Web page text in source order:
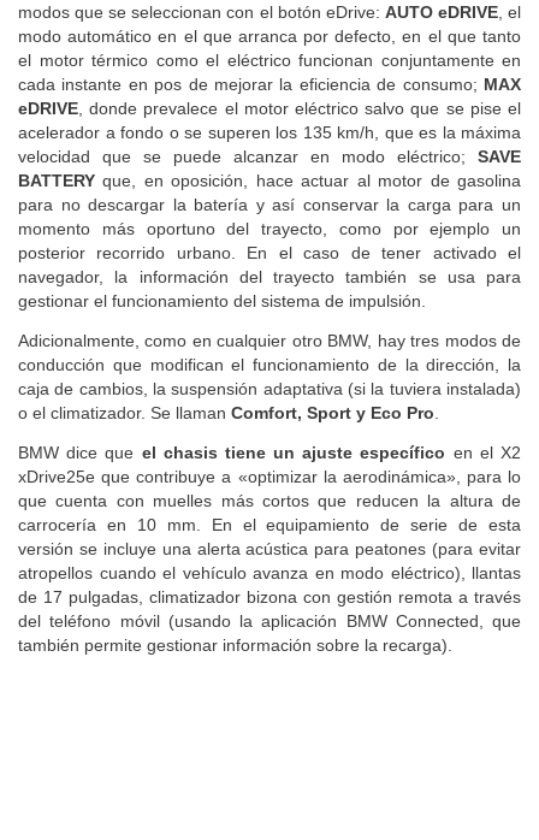
modos que se seleccionan con el botón eDrive: AUTO eDRIVE, el
modo automático en el que arranca por defecto, en el que tanto
el motor térmico como el eléctrico funcionan conjuntamente en
cada instante en pos de mejorar la eficiencia de consumo; MAX
eDRIVE , donde prevalece el motor eléctrico salvo que se pise el
acelerador a fondo o se superen los 135 km/h, que es la máxima
velocidad que se puede alcanzar en modo eléctrico; SAVE
BATTERY que, en oposición, hace actuar al motor de gasolina
para no descargar la batería y así conservar la carga para un
momento más oportuno del trayecto, como por ejemplo un
posterior recorrido urbano. En el caso de tener activado el
navegador, la información del trayecto también se usa para
gestionar el funcionamiento del sistema de impulsión.
Adicionalmente, como en cualquier otro BMW, hay tres modos de
conducción que modifican el funcionamiento de la dirección, la
caja de cambios, la suspensión adaptativa (si la tuviera instalada)
o el climatizador. Se llaman Comfort, Sport y Eco Pro
BMW dice que el chasis tiene un ajuste específico en el X2
xDrive25e que contribuye a «optimizar la aerodinámica», para lo
que cuenta con muelles más cortos que reducen la altura de
carrocería en 10 mm. En el equipamiento de serie de esta
versión se incluye una alerta acústica para peatones (para evitar
atropellos cuando el vehículo avanza en modo eléctrico), llantas
de 17 pulgadas, climatizador bizona con gestión remota a través
del teléfono móvil (usando la aplicación BMW Connected, que
también permite gestionar información sobre la recarga).